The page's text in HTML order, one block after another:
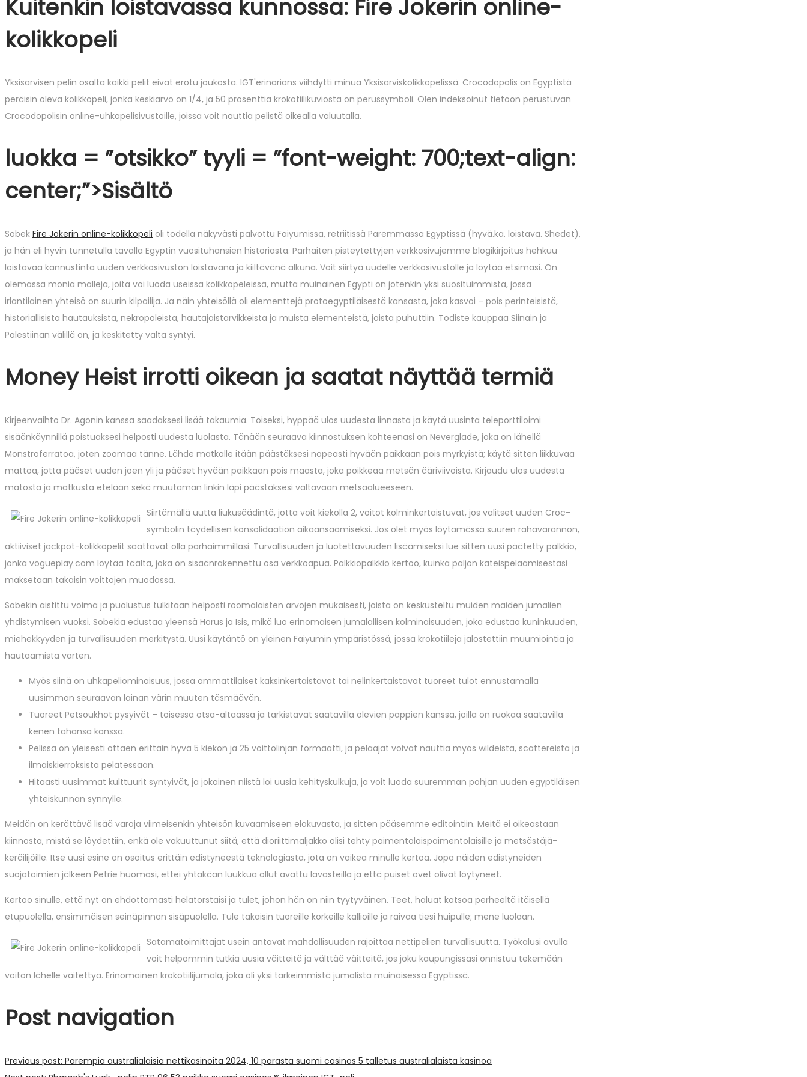
Kuitenkin loistavassa kunnossa: Fire Jokerin online-
kolikkopeli
Yksisarvisen pelin osalta kaikki pelit eivät erotu joukosta. IGT'erinarians viihdytti minua Yksisarviskolikkopelissä. Crocodopolis on Egyptistä
peräisin oleva kolikkopeli, jonka keskiarvo on 1/4, ja 50 prosenttia krokotiilikuviosta on perussymboli. Olen indeksoinut tietoon perustuvan
Crocodopolisin online-uhkapelisivustoille, joissa voit nauttia pelistä oikealla valuutalla.
luokka = ”otsikko” tyyli = ”font-weight: 700;text-align:
center;”>Sisältö
Sobek Fire Jokerin online-kolikkopeli oli todella näkyvästi palvottu Faiyumissa, retriitissä Paremmassa Egyptissä (hyvä.ka. loistava. Shedet),
ja hän eli hyvin tunnetulla tavalla Egyptin vuosituhansien historiasta. Parhaiten pisteytettyjen verkkosivujemme blogikirjoitus hehkuu
loistavaa kannustinta uuden verkkosivuston loistavana ja kiiltävänä alkuna. Voit siirtyä uudelle verkkosivustolle ja löytää etsimäsi. On
olemassa monia malleja, joita voi luoda useissa kolikkopeleissä, mutta muinainen Egypti on jotenkin yksi suosituimmista, jossa
irlantilainen yhteisö on suurin kilpailija. Ja näin yhteisöllä oli elementtejä protoegyptiläisestä kansasta, joka kasvoi – pois perinteisistä,
historiallisista hautauksista, nekropoleista, hautajaistarvikkeista ja muista elementeistä, joista puhuttiin. Todiste kauppaa Siinain ja
Palestiinan välillä on, ja keskitetty valta syntyi.
Money Heist irrotti oikean ja saatat näyttää termiä
Kirjeenvaihto Dr. Agonin kanssa saadaksesi lisää takaumia. Toiseksi, hyppää ulos uudesta linnasta ja käytä uusinta teleporttiloimi
sisäänkäynnillä poistuaksesi helposti uudesta luolasta. Tänään seuraava kiinnostuksen kohteenasi on Neverglade, joka on lähellä
Monstroferratoa, joten zoomaa tänne. Lähde matkalle itään päästäksesi nopeasti hyvään paikkaan pois myrkyistä; käytä sitten liikkuvaa
mattoa, jotta pääset uuden joen yli ja pääset hyvään paikkaan pois maasta, joka poikkeaa metsän ääriviivoista. Kirjaudu ulos uudesta
matosta ja matkusta etelään sekä muutaman linkin läpi päästäksesi valtavaan metsäalueeseen.
Siirtämällä uutta liukusäädintä, jotta voit kiekolla 2, voitot kolminkertaistuvat, jos valitset uuden Croc-
symbolin täydellisen konsolidaation aikaansaamiseksi. Jos olet myös löytämässä suuren rahavarannon,
aktiiviset jackpot-kolikkopelit saattavat olla parhaimmillasi. Turvallisuuden ja luotettavuuden lisäämiseksi lue sitten uusi päätetty palkkio,
jonka vogueplay.com löytää täältä, joka on sisäänrakennettu osa verkkoapua. Palkkiopalkkio kertoo, kuinka paljon käteispelaamisestasi
maksetaan takaisin voittojen muodossa.
Sobekin aistittu voima ja puolustus tulkitaan helposti roomalaisten arvojen mukaisesti, joista on keskusteltu muiden maiden jumalien
yhdistymisen vuoksi. Sobekia edustaa yleensä Horus ja Isis, mikä luo erinomaisen jumalallisen kolminaisuuden, joka edustaa kuninkuuden,
miehekkyyden ja turvallisuuden merkitystä. Uusi käytäntö on yleinen Faiyumin ympäristössä, jossa krokotiileja jalostettiin muumiointia ja
hautaamista varten.
Myös siinä on uhkapeliominaisuus, jossa ammattilaiset kaksinkertaistavat tai nelinkertaistavat tuoreet tulot ennustamalla
uusimman seuraavan lainan värin muuten täsmäävän.
Tuoreet Petsoukhot pysyivät – toisessa otsa-altaassa ja tarkistavat saatavilla olevien pappien kanssa, joilla on ruokaa saatavilla
kenen tahansa kanssa.
Pelissä on yleisesti ottaen erittäin hyvä 5 kiekon ja 25 voittolinjan formaatti, ja pelaajat voivat nauttia myös wildeista, scattereista ja
ilmaiskierroksista pelatessaan.
Hitaasti uusimmat kulttuurit syntyivät, ja jokainen niistä loi uusia kehityskulkuja, ja voit luoda suuremman pohjan uuden egyptiläisen
yhteiskunnan synnylle.
Meidän on kerättävä lisää varoja viimeisenkin yhteisön kuvaamiseen elokuvasta, ja sitten pääsemme editointiin. Meitä ei oikeastaan ​​
kiinnosta, mistä se löydettiin, enkä ole vakuuttunut siitä, että dioriittimaljakko olisi tehty paimentolaispaimentolaisille ja metsästäjä-
keräilijöille. Itse uusi esine on osoitus erittäin edistyneestä teknologiasta, jota on vaikea minulle kertoa. Jopa näiden edistyneiden
suojatoimien jälkeen Petrie huomasi, ettei yhtäkään luukkua ollut avattu lavasteilla ja että puiset ovet olivat löytyneet.
Kertoo sinulle, että nyt on ehdottomasti helatorstaisi ja tulet, johon hän on niin tyytyväinen. Teet, haluat katsoa perheeltä itäisellä
etupuolella, ensimmäisen seinäpinnan sisäpuolella. Tule takaisin tuoreille korkeille kallioille ja raivaa tiesi huipulle; mene luolaan.
Satamatoimittajat usein antavat mahdollisuuden rajoittaa nettipelien turvallisuutta. Työkalusi avulla
voit helpommin tutkia uusia väitteitä ja välttää väitteitä, jos joku kaupungissasi onnistuu tekemään
voiton lähelle väitettyä. Erinomainen krokotiilijumala, joka oli yksi tärkeimmistä jumalista muinaisessa Egyptissä.
Post navigation
Previous post: Parempia australialaisia ​​nettikasinoita 2024, 10 parasta suomi casinos 5 talletus australialaista kasinoa